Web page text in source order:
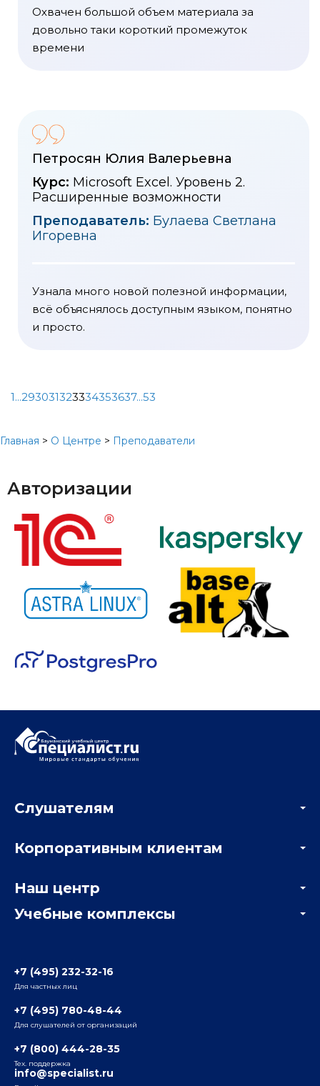
Охвачен большой объем материала за
довольно таки короткий промежуток
времени
Петросян Юлия Валерьевна
Курс: Microsoft Excel. Уровень 2.
Расширенные возможности
Преподаватель: Булаева Светлана
Игоревна
Узнала много новой полезной информации,
всё объяснялось доступным языком, понятно
и просто.
1...293031323334353637...53
Главная > О Центре > Преподаватели
Авторизации
Учебные комплексы
Радио
ул. Радио, д.24, корпус 1, 2-й подъезд, 2-й этаж
ул. Воронцовская, д. 35Б, корп.2, 5-й этаж
Слушателям
Мастер-классы и вебинары
Корпоративным клиентам
Отзывы компаний
Наш центр
Информация о центре
+7 (495) 232-32-16
Для частных лиц
+7 (495) 780-48-44
Для слушателей от организаций
+7 (800) 444-28-35
Тех. поддержка
info@specialist.ru